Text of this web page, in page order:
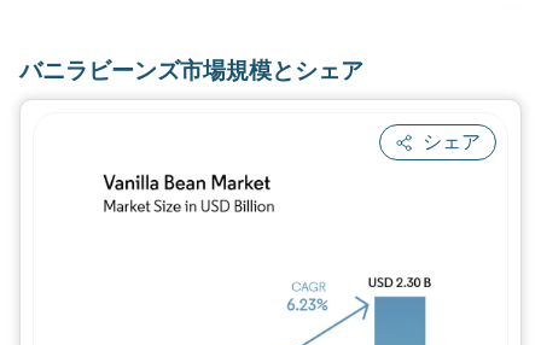
バニラビーンズ市場規模とシェア
シェア